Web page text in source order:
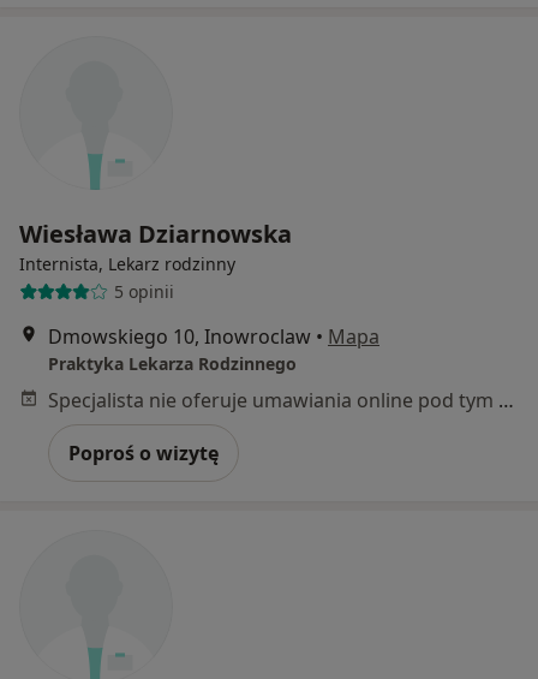
Wiesława Dziarnowska
Internista, Lekarz rodzinny
5 opinii
Dmowskiego 10, Inowroclaw • Mapa
Praktyka Lekarza Rodzinnego
Specjalista nie oferuje umawiania online pod tym adresem.
Poproś o wizytę